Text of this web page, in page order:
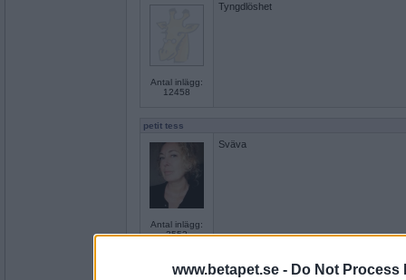
www.betapet.se - Do Not Process
Antal inlägg:
12458
Tyngdlöshet
petit tess
Antal inlägg:
3552
Sväva
Rombis- Ej medlem längre